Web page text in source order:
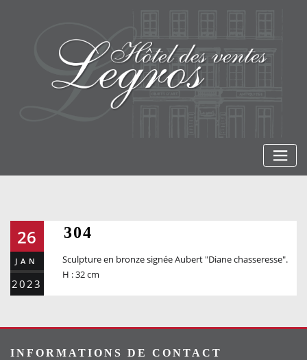
26
JAN
2023
304
Sculpture en bronze signée Aubert "Diane chasseresse".
H : 32 cm
INFORMATIONS DE CONTACT